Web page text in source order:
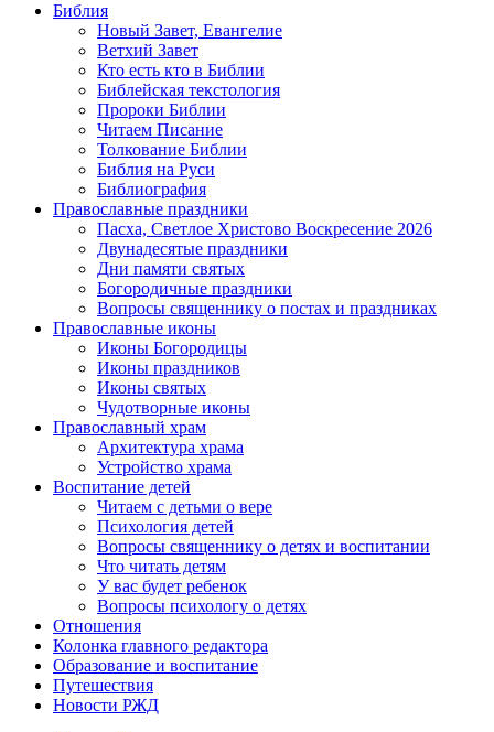
Библия
Новый Завет, Евангелие
Ветхий Завет
Кто есть кто в Библии
Библейская текстология
Пророки Библии
Читаем Писание
Толкование Библии
Библия на Руси
Библиография
Православные праздники
Пасха, Светлое Христово Воскресение 2026
Двунадесятые праздники
Дни памяти святых
Богородичные праздники
Вопросы священнику о постах и праздниках
Православные иконы
Иконы Богородицы
Иконы праздников
Иконы святых
Чудотворные иконы
Православный храм
Архитектура храма
Устройство храма
Воспитание детей
Читаем с детьми о вере
Психология детей
Вопросы священнику о детях и воспитании
Что читать детям
У вас будет ребенок
Вопросы психологу о детях
Отношения
Колонка главного редактора
Образование и воспитание
Путешествия
Новости РЖД